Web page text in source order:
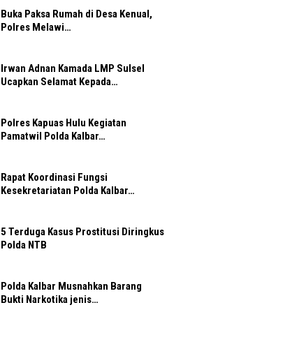
Buka Paksa Rumah di Desa Kenual,
Polres Melawi…
Irwan Adnan Kamada LMP Sulsel
Ucapkan Selamat Kepada…
Polres Kapuas Hulu Kegiatan
Pamatwil Polda Kalbar…
Rapat Koordinasi Fungsi
Kesekretariatan Polda Kalbar…
5 Terduga Kasus Prostitusi Diringkus
Polda NTB
Polda Kalbar Musnahkan Barang
Bukti Narkotika jenis…